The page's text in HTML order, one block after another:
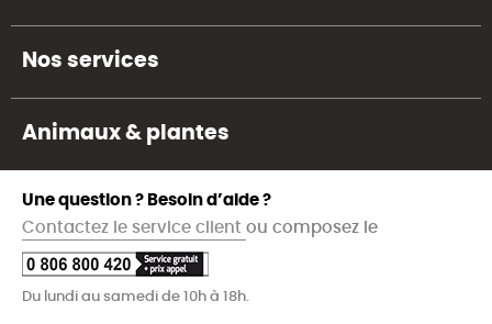
Nos services
Animaux & plantes
Une question ? Besoin d’aide ?
Contactez le service client ou composez le
Du lundi au samedi de 10h à 18h.